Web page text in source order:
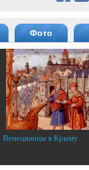
Фото
Венецианцы в Крыму